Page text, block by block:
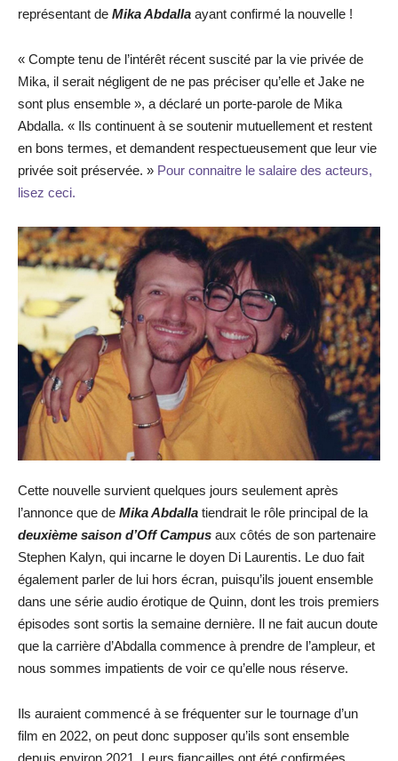
représentant de Mika Abdalla ayant confirmé la nouvelle !
« Compte tenu de l’intérêt récent suscité par la vie privée de
Mika, il serait négligent de ne pas préciser qu’elle et Jake ne
sont plus ensemble », a déclaré un porte-parole de Mika
Abdalla. « Ils continuent à se soutenir mutuellement et restent
en bons termes, et demandent respectueusement que leur vie
privée soit préservée. » Pour connaitre le salaire des acteurs,
lisez ceci.
Cette nouvelle survient quelques jours seulement après
l’annonce que de Mika Abdalla tiendrait le rôle principal de la
deuxième saison d’Off Campus aux côtés de son partenaire
Stephen Kalyn, qui incarne le doyen Di Laurentis. Le duo fait
également parler de lui hors écran, puisqu’ils jouent ensemble
dans une série audio érotique de Quinn, dont les trois premiers
épisodes sont sortis la semaine dernière. Il ne fait aucun doute
que la carrière d’Abdalla commence à prendre de l’ampleur, et
nous sommes impatients de voir ce qu’elle nous réserve.
Ils auraient commencé à se fréquenter sur le tournage d’un
film en 2022, on peut donc supposer qu’ils sont ensemble